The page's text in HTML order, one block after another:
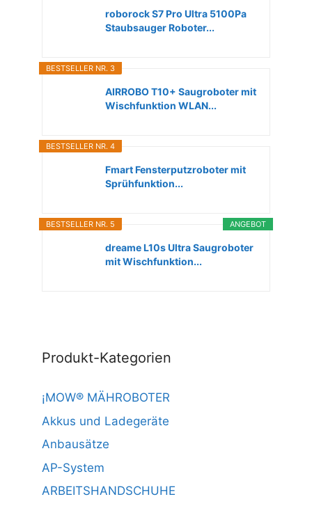
roborock S7 Pro Ultra 5100Pa
Staubsauger Roboter...
BESTSELLER NR. 3
AIRROBO T10+ Saugroboter mit
Wischfunktion WLAN...
BESTSELLER NR. 4
Fmart Fensterputzroboter mit
Sprühfunktion...
ANGEBOT
BESTSELLER NR. 5
dreame L10s Ultra Saugroboter
mit Wischfunktion...
Produkt-Kategorien
¡MOW® MÄHROBOTER
Akkus und Ladegeräte
Anbausätze
AP-System
ARBEITSHANDSCHUHE